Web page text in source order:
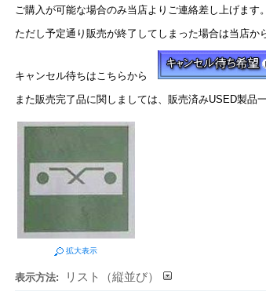
ご購入が可能な場合のみ当店よりご連絡差し上げます。
ただし予定通り販売が終了してしまった場合は当店か
キャンセル待ちはこちらから
また販売完了品に関しましては、販売済みUSED製品
拡大表示
表示方法: リスト（縦並び）